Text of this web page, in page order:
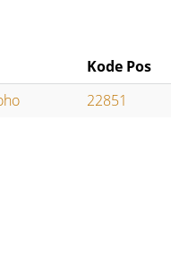
Kode Pos
22851